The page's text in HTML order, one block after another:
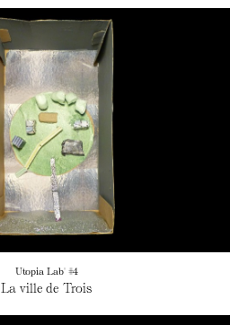
Utopia Lab' #4
La ville de Trois